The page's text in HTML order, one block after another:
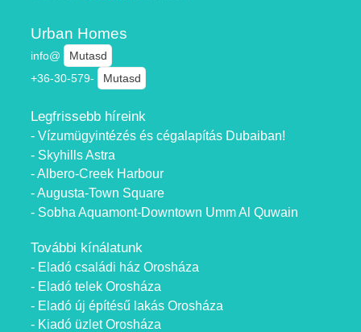
Urban Homes
info@
Mutasd
+36-30-579-
Mutasd
Legfrissebb híreink
- Vízumügyintézés és cégalapítás Dubaiban!
- Skyhills Astra
- Albero-Creek Harbour
- Augusta-Town Square
- Sobha Aquamont-Downtown Umm Al Quwain
További kínálatunk
- Eladó családi ház Orosháza
- Eladó telek Orosháza
- Eladó új építésű lakás Orosháza
- Kiadó üzlet Orosháza